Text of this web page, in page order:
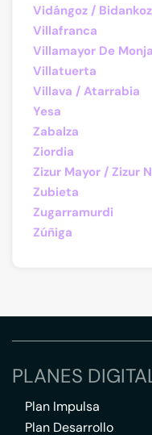
Vidángoz /
Villafranca
Villamayor De
Villatuerta
Villava / Atarrabia
Yesa
Zabalza
Ziordia
Zizur Mayor / Zizur
Zubieta
Zugarramurdi
Zúñiga
PLANES
Plan Impulsa
Plan Desarrollo